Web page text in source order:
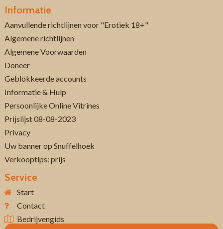
Informatie
Aanvullende richtlijnen voor "Erotiek 18+"
Algemene richtlijnen
Algemene Voorwaarden
Doneer
Geblokkeerde accounts
Informatie & Hulp
Persoonlijke Online Vitrines
Prijslijst 08-08-2023
Privacy
Uw banner op Snuffelhoek
Verkooptips: prijs
Service
Start
Contact
Bedrijvengids